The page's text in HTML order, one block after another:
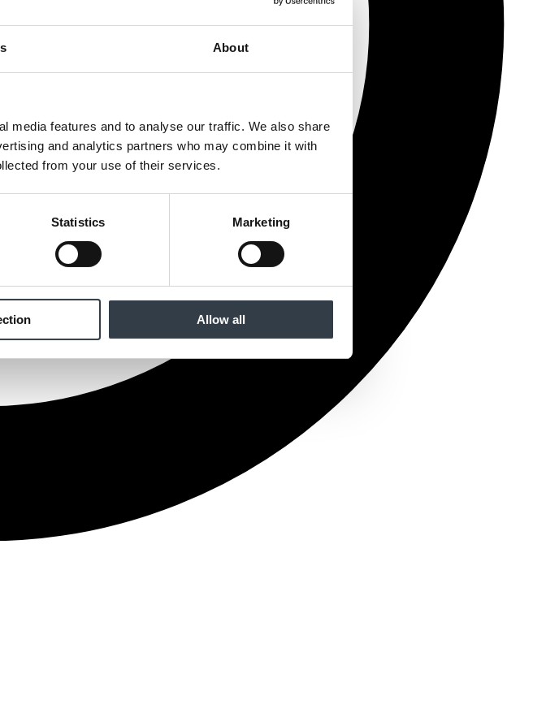
About
media features and to analyse our traffic. We also share
and analytics partners who may combine it with
from your use of their services.
Statistics Marketing
Allow all